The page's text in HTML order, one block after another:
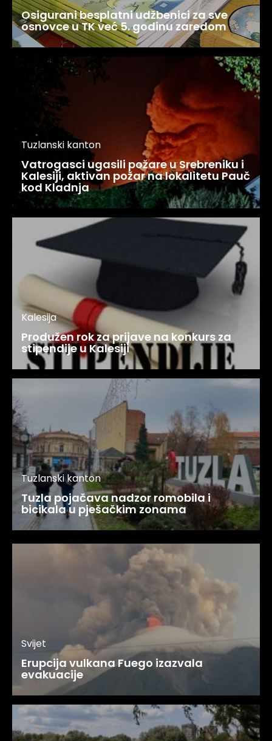
Osigurani besplatni udžbenici za sve
osnovce u TK već 5. godinu zaredom
Tuzlanski kanton
Vatrogasci ugasili požare u Srebreniku i
Kalesiji, aktivan požar na lokalitetu Pauč
kod Kladnja
Kalesija
Produžen rok za prijave na konkurs za
stipendije u Kalesiji
Tuzlanski kanton
Tuzla pojačava nadzor romobila i
bicikala u pješačkim zonama
Svijet
Erupcija vulkana Fuego izazvala
evakuacije